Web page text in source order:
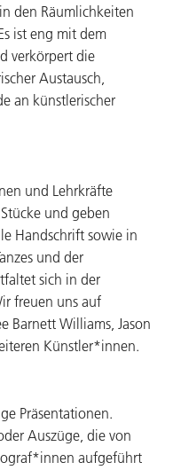
den Räumlichkeiten
ist eng mit dem
verkörpert die
Austausch,
an künstlerischer
und Lehrkräfte
und geben
Handschrift sowie in
und der
sich in der
freuen uns auf
Barnett Williams, Jason
Künstler*innen.
Präsentationen.
Auszüge, die von
aufgeführt